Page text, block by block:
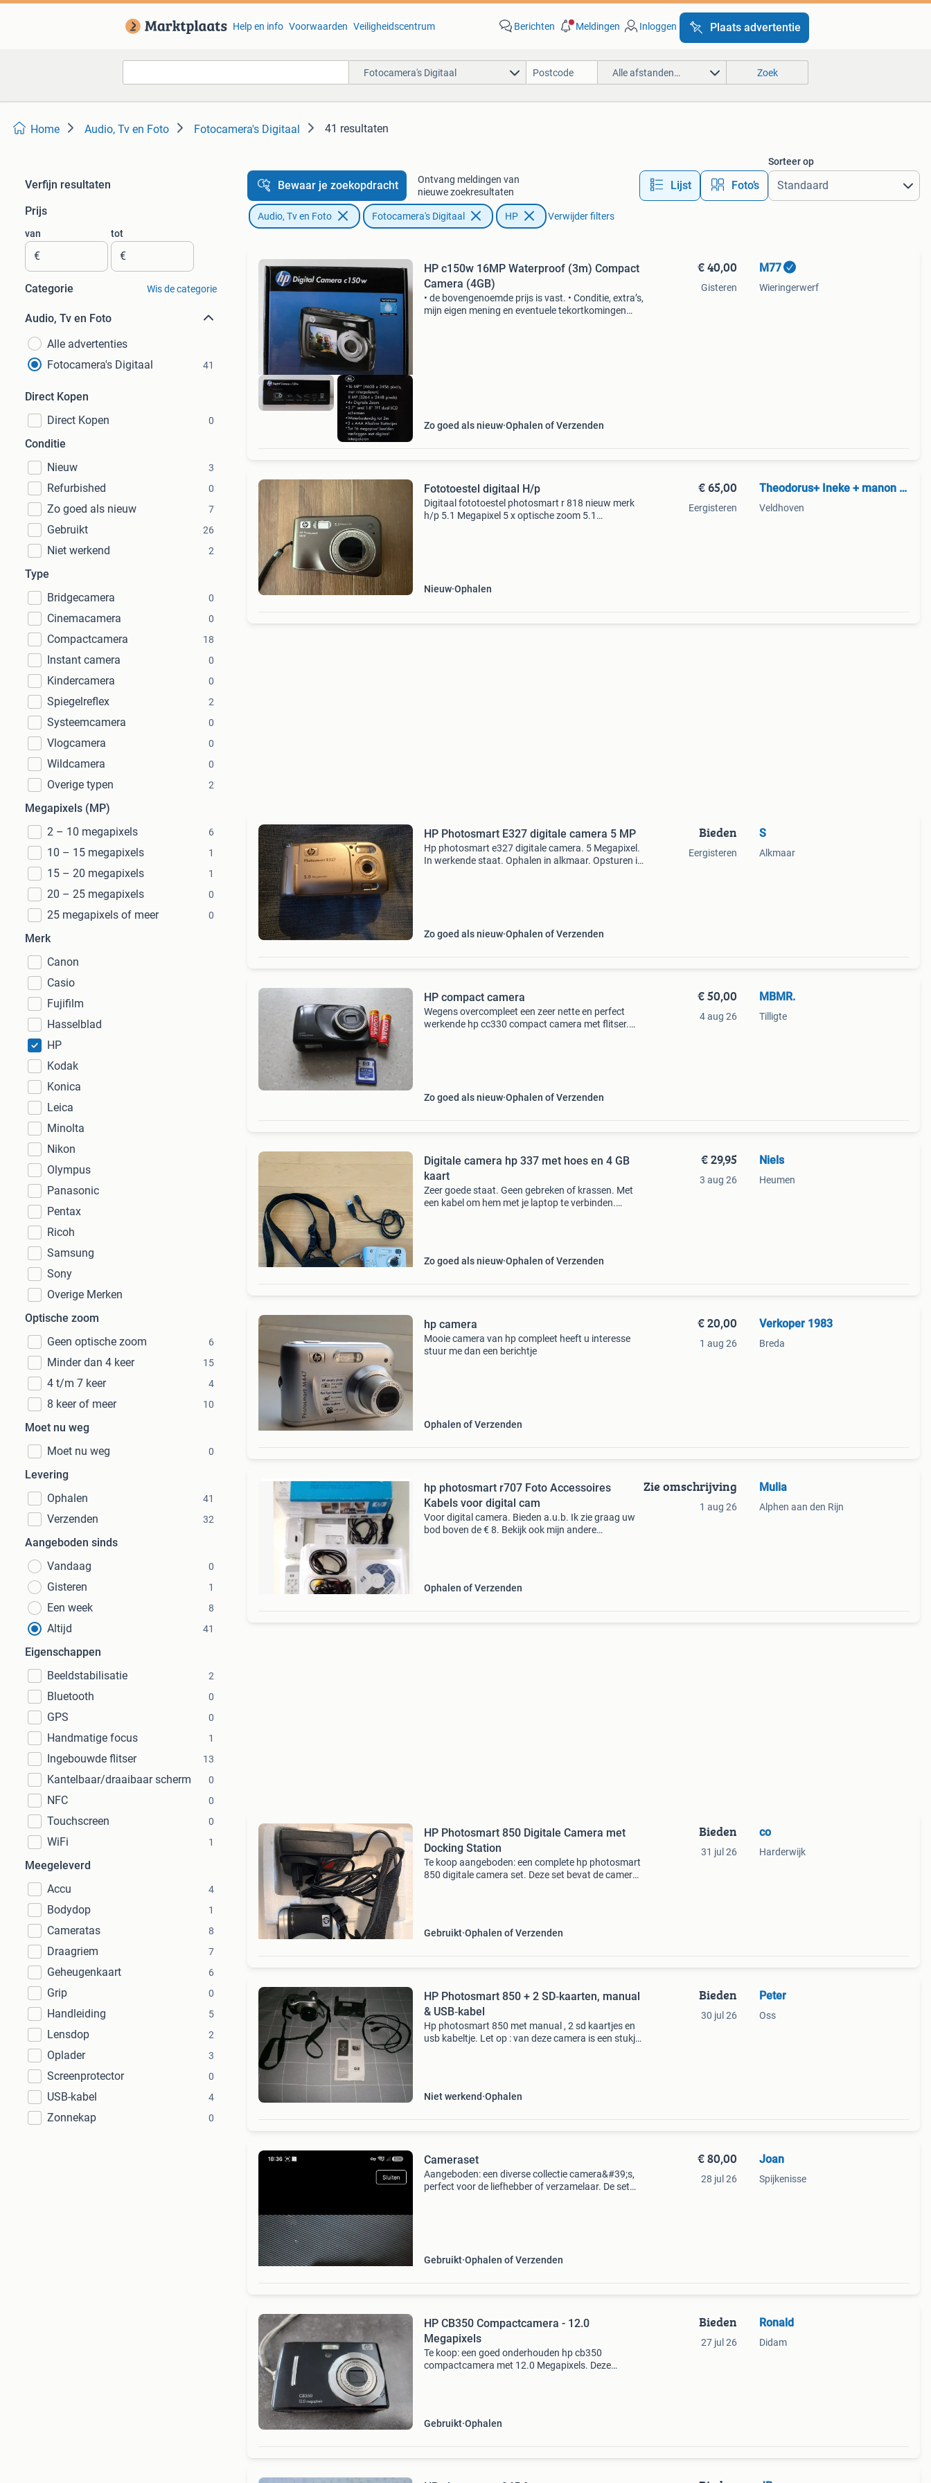
Help en info Voorwaarden Veiligheidscentrum Berichten Meldingen Inloggen Plaats advertentie
Fotocamera's Digitaal Alle afstanden… Zoek
Home Audio, Tv en Foto Fotocamera's Digitaal 41 resultaten
Verfijn resultaten
Prijs
van
€
tot
€
Categorie Wis de categorie
Audio, Tv en Foto
Alle advertenties
Fotocamera's Digitaal
41
Direct Kopen
Direct Kopen
0
Conditie
Nieuw
3
Refurbished 0
Zo goed als nieuw 7
Gebruikt 26
Niet werkend 2
Type
Bridgecamera
0
Cinemacamera 0
Compactcamera 18
Instant camera 0
Kindercamera 0
Spiegelreflex 2
Systeemcamera 0
Vlogcamera 0
Wildcamera 0
Overige typen 2
Megapixels (MP)
2 – 10 megapixels
6
10 – 15 megapixels 1
15 – 20 megapixels 1
20 – 25 megapixels 0
25 megapixels of meer 0
Merk
Canon
Casio
Fujifilm
Hasselblad
HP
Kodak
Konica
Leica
Minolta
Nikon
Olympus
Panasonic
Pentax
Ricoh
Samsung
Sony
Overige Merken
Optische zoom
Geen optische zoom
6
Minder dan 4 keer 15
4 t/m 7 keer 4
8 keer of meer 10
Moet nu weg
Moet nu weg
0
Levering
Ophalen
41
Verzenden 32
Aangeboden sinds
Vandaag
0
Gisteren 1
Een week 8
Altijd 41
Eigenschappen
Beeldstabilisatie
2
Bluetooth 0
GPS 0
Handmatige focus 1
Ingebouwde flitser 13
Kantelbaar/draaibaar scherm 0
NFC 0
Touchscreen 0
WiFi 1
Meegeleverd
Accu
4
Bodydop 1
Cameratas 8
Draagriem 7
Geheugenkaart 6
Grip 0
Handleiding 5
Lensdop 2
Oplader 3
Screenprotector 0
USB-kabel 4
Zonnekap 0
Bewaar je zoekopdracht
Ontvang meldingen van
nieuwe zoekresultaten
Lijst Foto’s
Sorteer op
Audio, Tv en Foto Fotocamera's Digitaal HP Verwijder filters
HP c150w 16MP Waterproof (3m) Compact
Camera (4GB)
• de bovengenoemde prijs is vast. • Conditie, extra’s,
mijn eigen mening en eventuele tekortkomingen
Zo goed als nieuw Ophalen of Verzenden
€ 40,00
Gisteren
M77
Wieringerwerf
Fototoestel digitaal H/p
Digitaal fototoestel photosmart r 818 nieuw merk
h/p 5.1 Megapixel 5 x optische zoom 5.1
Nieuw Ophalen
€ 65,00
Eergisteren
Theodorus+ Ineke + manon +01?
Veldhoven
HP Photosmart E327 digitale camera 5 MP
Hp photosmart e327 digitale camera. 5 Megapixel.
In werkende staat. Ophalen in alkmaar. Opsturen is
Zo goed als nieuw Ophalen of Verzenden
Bieden
Eergisteren
S
Alkmaar
HP compact camera
Wegens overcompleet een zeer nette en perfect
werkende hp cc330 compact camera met flitser.
Zo goed als nieuw Ophalen of Verzenden
€ 50,00
4 aug 26
MBMR.
Tilligte
Digitale camera hp 337 met hoes en 4 GB
kaart
Zeer goede staat. Geen gebreken of krassen. Met
een kabel om hem met je laptop te verbinden.
Zo goed als nieuw Ophalen of Verzenden
€ 29,95
3 aug 26
Niels
Heumen
hp camera
Mooie camera van hp compleet heeft u interesse
stuur me dan een berichtje
Ophalen of Verzenden
€ 20,00
1 aug 26
Verkoper 1983
Breda
hp photosmart r707 Foto Accessoires
Kabels voor digital cam
Voor digital camera. Bieden a.u.b. Ik zie graag uw
bod boven de € 8. Bekijk ook mijn andere
Ophalen of Verzenden
Zie omschrijving
1 aug 26
Mulia
Alphen aan den Rijn
HP Photosmart 850 Digitale Camera met
Docking Station
Te koop aangeboden: een complete hp photosmart
850 digitale camera set. Deze set bevat de camera,
Gebruikt Ophalen of Verzenden
Bieden
31 jul 26
co
Harderwijk
HP Photosmart 850 + 2 SD‑kaarten, manual
& USB‑kabel
Hp photosmart 850 met manual , 2 sd kaartjes en
usb kabeltje. Let op : van deze camera is een stukje
Niet werkend Ophalen
Bieden
30 jul 26
Peter
Oss
Cameraset
Aangeboden: een diverse collectie camera&#39;s,
perfect voor de liefhebber of verzamelaar. De set
Gebruikt Ophalen of Verzenden
€ 80,00
28 jul 26
Joan
Spijkenisse
HP CB350 Compactcamera - 12.0
Megapixels
Te koop: een goed onderhouden hp cb350
compactcamera met 12.0 Megapixels. Deze
Gebruikt Ophalen
Bieden
27 jul 26
Ronald
Didam